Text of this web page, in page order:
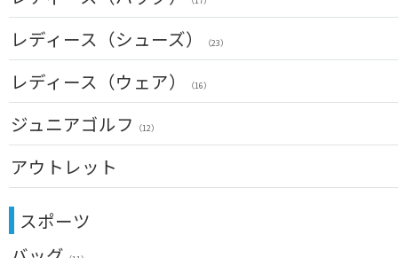
（6）
傘 （23）
帽子
ベルト（33）
サングラス（73）
ネックレス （31）
その他（42）
シャフト
フェアウェイウッド(左用)
ユーティリティー(左用) （3）
アイアンセット(左用)
アイアン単品(左用)（3）
ウェッジ(左用) （7）
パター(左用)
USモデル
ドライバー(女性用)
フェアウェイウッド(女性用)
ユーティリティー(女性用)
アイアンセット(女性用)
アイアン単品(女性用)（14）
ウェッジ(女性用)
チッパー(女性用)
キャディバッグ（12）
クラブケース
レディース（シューズ） （23）
レディース（ウェア） （16）
トップス（5）
レインウェア
グローブ
その他
ジュニアゴルフ （12）
アウトレット
ドライバー
スポーツ